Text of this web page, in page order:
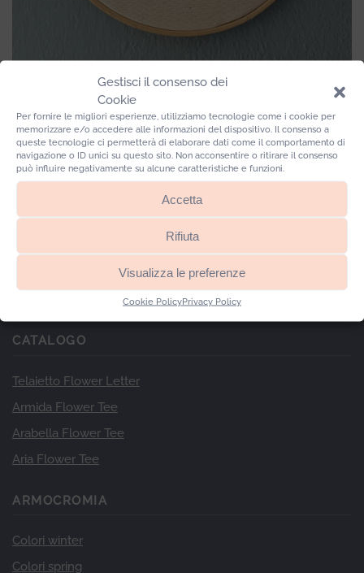
Gestisci il consenso dei
Cookie
Per fornire le migliori esperienze, utilizziamo tecnologie come i cookie per
memorizzare e/o accedere alle informazioni del dispositivo. Il consenso a
queste tecnologie ci permetterà di elaborare dati come il comportamento di
navigazione o ID unici su questo sito. Non acconsentire o ritirare il consenso
può influire negativamente su alcune caratteristiche e funzioni.
Accetta
Rifiuta
Visualizza le preferenze
Cookie PolicyPrivacy Policy
Telaietto Flower Letter
CATALOGO
Telaietto Flower Letter
Armida Flower Tee
Arabella Flower Tee
Aria Flower Tee
ARMOCROMIA
Colori winter
Colori spring